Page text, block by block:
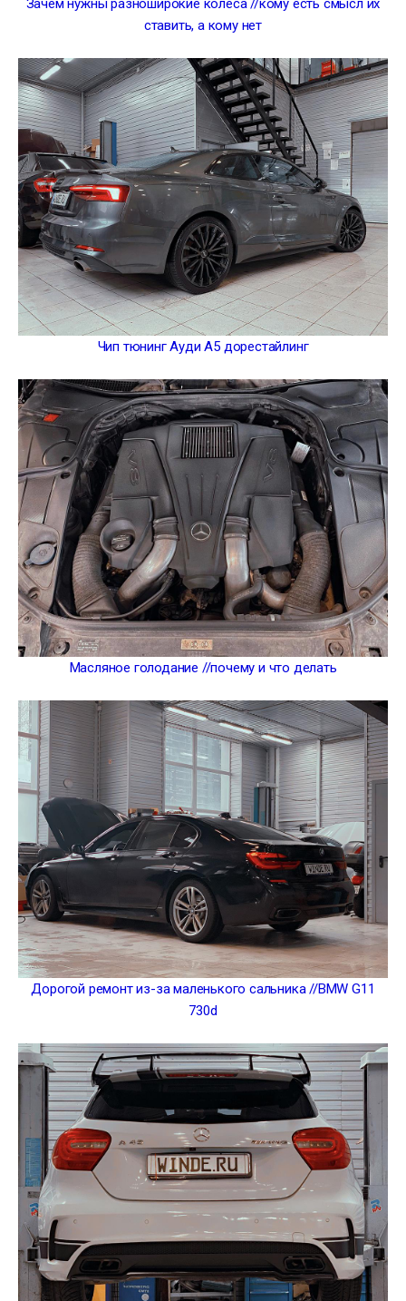
Зачем нужны разноширокие колеса //кому есть смысл их
ставить, а кому нет
Чип тюнинг Ауди А5 дорестайлинг
Масляное голодание //почему и что делать
Дорогой ремонт из-за маленького сальника //BMW G11
730d